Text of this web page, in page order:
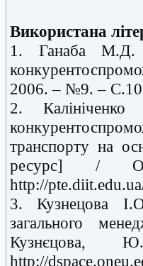
Використана
1. Ганаба М.Д.
2006. – №9. –
2. Калініченко
транспорту на
ресурс] /
http://
3. Кузнецова
загального
Кузнєцова,
http://